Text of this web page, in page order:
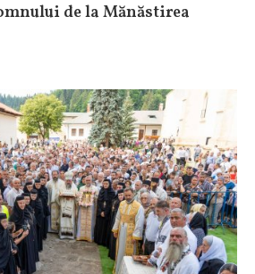
de la Mănăstirea